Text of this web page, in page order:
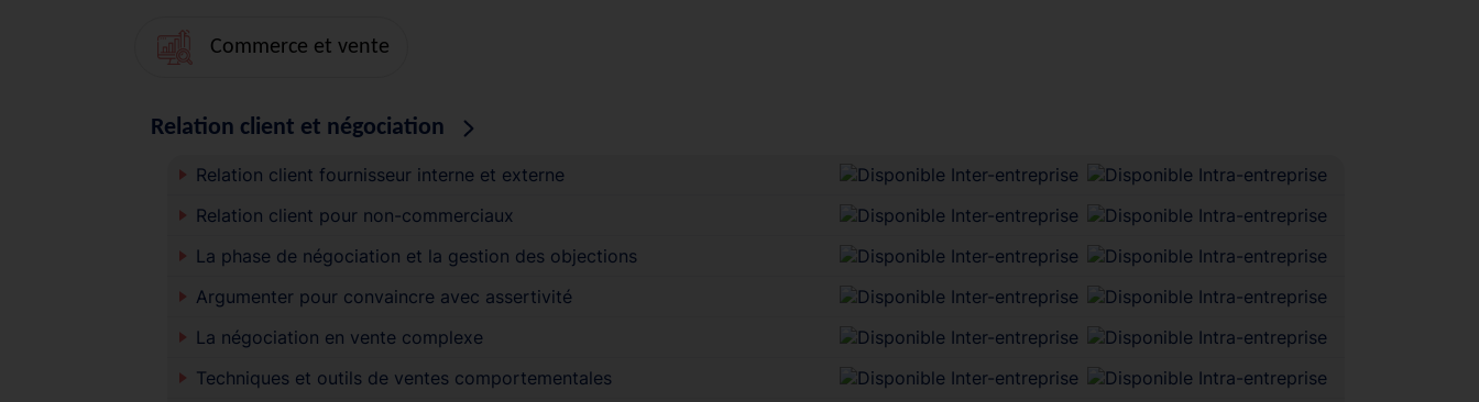
Commerce et vente
Relation client et négociation
Relation client fournisseur interne et externe
Relation client pour non-commerciaux
La phase de négociation et la gestion des objections
Argumenter pour convaincre avec assertivité
La négociation en vente complexe
Techniques et outils de ventes comportementales